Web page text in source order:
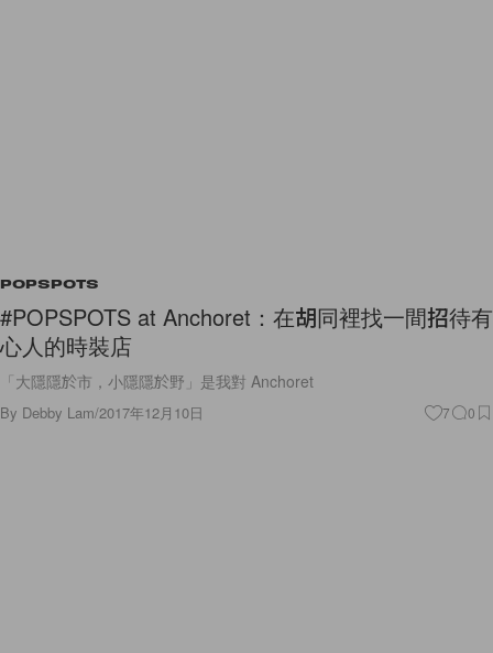
POPSPOTS
#POPSPOTS at Anchoret：在胡同裡找一間招待有
心人的時裝店
「大隱隱於市，小隱隱於野」是我對 Anchoret
By Debby Lam/2017年12月10日 7 0